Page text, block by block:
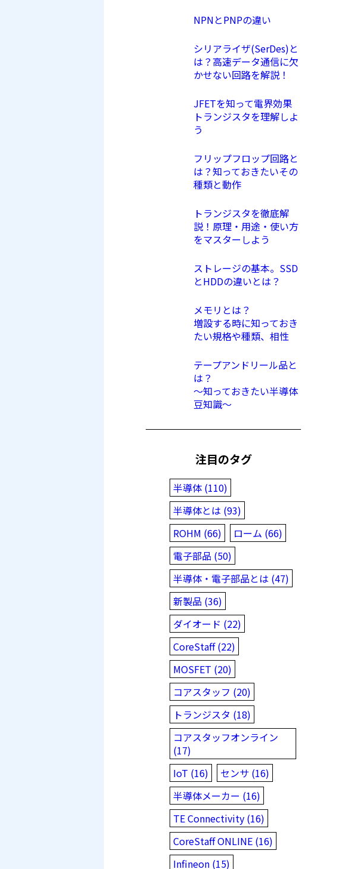
NPNとPNPの違い
シリアライザ(SerDes)と
は？高速データ通信に欠
かせない回路を解説！
JFETを知って電界効果
トランジスタを理解しよ
う
フリップフロップ回路と
は？知っておきたいその
種類と動作
トランジスタを徹底解
説！原理・用途・使い方
をマスターしよう
ストレージの基本。SSD
とHDDの違いとは？
メモリとは？
増設する時に知っておき
たい規格や種類、相性
テープアンドリール品と
は？
〜知っておきたい半導体
豆知識〜
注目のタグ
半導体 (110)
半導体とは (93)
ROHM (66)
ローム (66)
電子部品 (50)
半導体・電子部品とは (47)
新製品 (36)
ダイオード (22)
CoreStaff (22)
MOSFET (20)
コアスタッフ (20)
トランジスタ (18)
コアスタッフオンライン
(17)
IoT (16)
センサ (16)
半導体メーカー (16)
TE Connectivity (16)
CoreStaff ONLINE (16)
Infineon (15)